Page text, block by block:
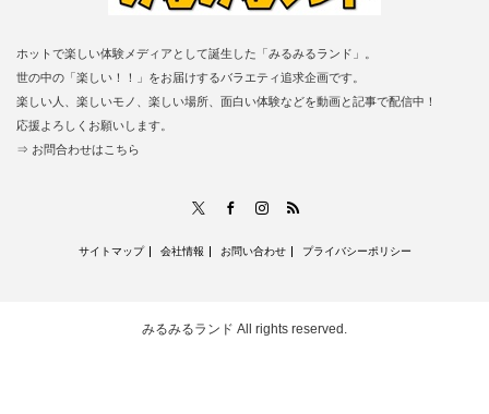
ホットで楽しい体験メディアとして誕生した「みるみるランド」。
世の中の「楽しい！！」をお届けするバラエティ追求企画です。
楽しい人、楽しいモノ、楽しい場所、面白い体験などを動画と記事で配信中！
応援よろしくお願いします。
⇒ お問合わせはこちら
FacebookInstagram
RSS
サイトマップ 会社情報 お問い合わせ プライバシーポリシー
みるみるランド All rights reserved.